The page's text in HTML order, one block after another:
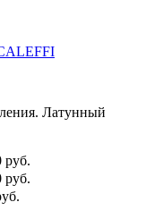
Латунный
руб.
руб.